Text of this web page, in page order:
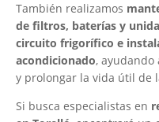
También realizamos
de filtros, baterías y
circuito frigorífico e
acondicionado, ayudando
y prolongar la vida útil de
Si busca especialistas en